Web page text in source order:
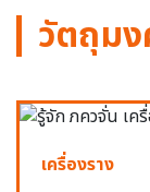
วัตถุม
เครื่องราง